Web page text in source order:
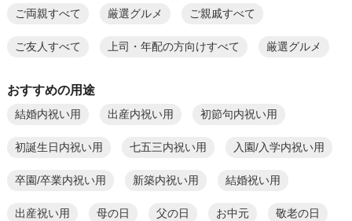
ご両親すべて 厳選グルメ ご親戚すべて
ご友人すべて 上司・年配の方向けすべて 厳選グルメ
おすすめの用途
結婚内祝い用 出産内祝い用 初節句内祝い用
初誕生日内祝い用 七五三内祝い用 入園/入学内祝い用
卒園/卒業内祝い用 新築内祝い用 結婚祝い用
出産祝い用 母の日 父の日 お中元 敬老の日